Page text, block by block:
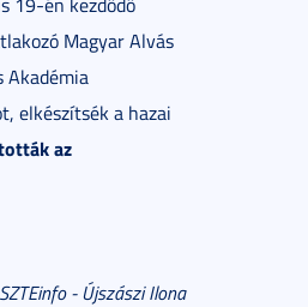
Magyar Alvás
Akadémia
elkészítsék a hazai
az
SZTEinfo - Újszászi Ilona